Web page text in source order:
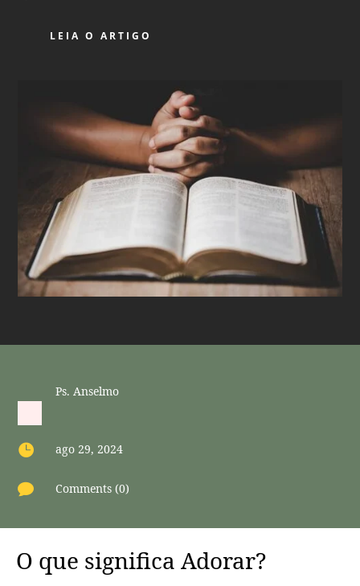
LEIA O ARTIGO
Ps. Anselmo
 ago 29, 2024
 Comments (0)
O que significa Adorar?